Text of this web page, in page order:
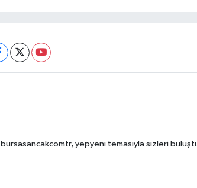
bursasancakcomtr, yepyeni temasıyla sizleri